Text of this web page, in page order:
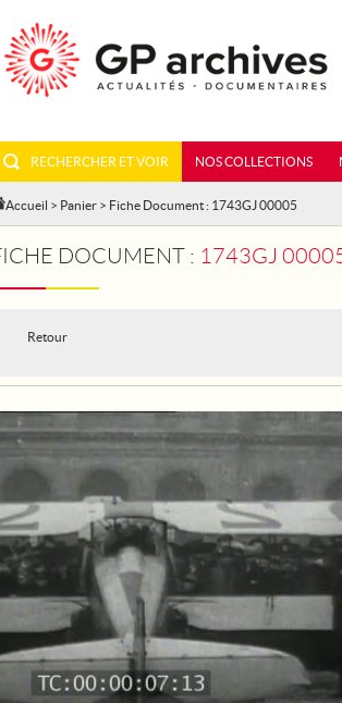
RECHERCHER ET VOIR NOS COLLECTIONS
Accueil > Panier > Fiche Document : 1743GJ 00005
DOCUMENT : 1743GJ 00005 -
Retour